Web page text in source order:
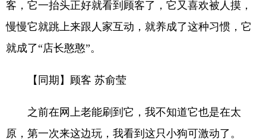
客，它一抬头正好就看到顾客了，它又喜欢被人摸，
慢慢它就跳上来跟人家互动，就养成了这种习惯，它
就成了“店长憨憨”。
【同期】顾客 苏俞莹
之前在网上老能刷到它，我不知道它也是在太
原，第一次来这边玩，我看到这只小狗可激动了。